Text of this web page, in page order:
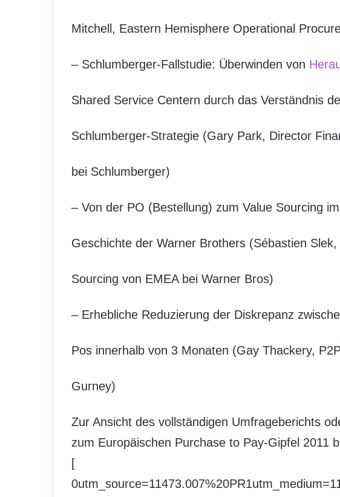
Mitchell, Eastern Hemisphere Operational
– Schlumberger-Fallstudie: Überwinden von
Shared Service Centern durch das Verständnis
Schlumberger-Strategie (Gary Park, Director
bei Schlumberger)
– Von der PO (Bestellung) zum Value Sourcing
Geschichte der Warner Brothers (Sébastien
Sourcing von EMEA bei Warner Bros)
– Erhebliche Reduzierung der Diskrepanz
Pos innerhalb von 3 Monaten (Gay Thackery,
Gurney)
Zur Ansicht des vollständigen Umfrageberichts
zum Europäischen Purchase to Pay-Gipfel 2011
[